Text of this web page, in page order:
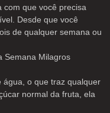
com que você precisa
Desde que você
de qualquer semana ou
Semana Milagros
água, o que traz qualquer
normal da fruta, ela